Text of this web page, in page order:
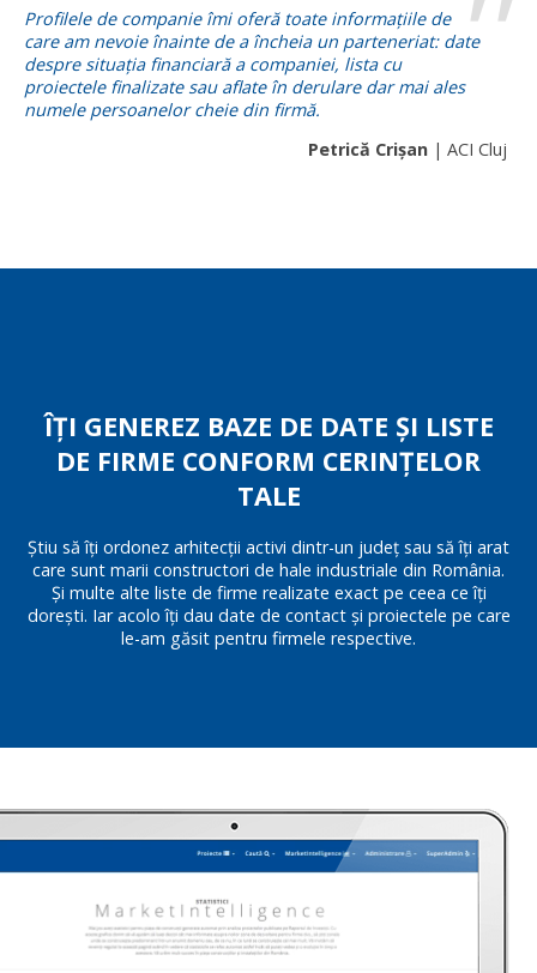
Profilele de companie îmi oferă toate informațiile de
care am nevoie înainte de a încheia un parteneriat: date
despre situația financiară a companiei, lista cu
proiectele finalizate sau aflate în derulare dar mai ales
numele persoanelor cheie din firmă.
Petrică Crișan | ACI Cluj
ÎȚI GENEREZ BAZE DE DATE ȘI LISTE
DE FIRME CONFORM CERINȚELOR
TALE
Știu să îți ordonez arhitecții activi dintr-un județ sau să îți arat
care sunt marii constructori de hale industriale din România.
Și multe alte liste de firme realizate exact pe ceea ce îți
dorești. Iar acolo îți dau date de contact și proiectele pe care
le-am găsit pentru firmele respective.